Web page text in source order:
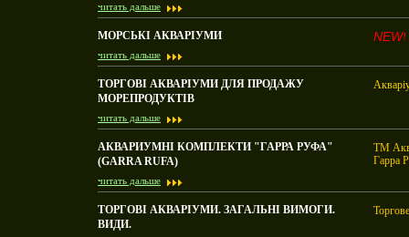
читать дальше
МОРСЬКІ АКВАРІУМИ
читать дальше
NEW
ТОРГОВІ АКВАРІУМИ ДЛЯ ПРОДАЖУ
МОРЕПРОДУКТІВ
читать дальше
АКВАРИУМНІ КОМПЛЕКТИ "ГАРРА РУФА"
(GARRA RUFA)
читать дальше
ТМ
Гарра
ТОРГОВІ АКВАРІУМИ. ЗАГАЛЬНІ ВИМОГИ.
ВИДИ.